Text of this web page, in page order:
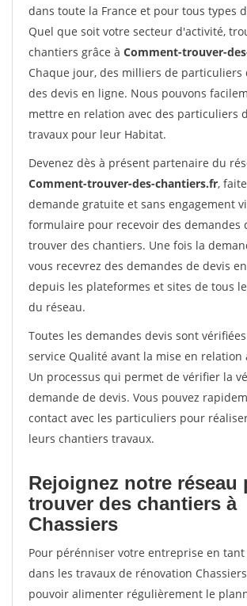
dans toute la France et pour tous types
Quel que soit votre secteur d'activité,
chantiers grâce à Comment-trouver-
Chaque jour, des milliers de particuliers
des devis en ligne. Nous pouvons
mettre en relation avec des particuliers
travaux pour leur Habitat.
Devenez dès à présent partenaire du
Comment-trouver-des-chantiers.fr,
demande gratuite et sans engagement
formulaire pour recevoir des demandes
trouver des chantiers. Une fois la
vous recevrez des demandes de devis
depuis les plateformes et sites de tous
du réseau.
Toutes les demandes devis sont
service Qualité avant la mise en relation
Un processus qui permet de vérifier la
demande de devis. Vous pouvez
contact avec les particuliers pour
leurs chantiers travaux.
Rejoignez notre réseau
trouver des chantiers à
Chassiers
Pour pérénniser votre entreprise en
dans les travaux de rénovation
pouvoir alimenter régulièrement le